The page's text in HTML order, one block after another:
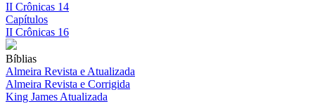
II Crônicas 14
Capítulos
II Crônicas 16
Bíblias
Almeira Revista e Atualizada
Almeira Revista e Corrigida
King James Atualizada